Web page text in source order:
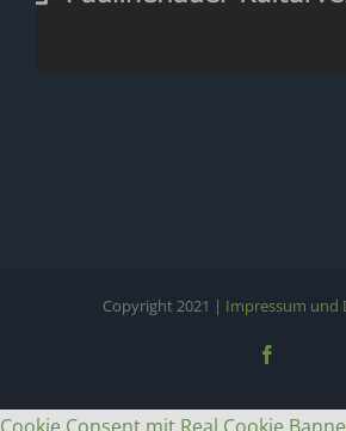
Copyright 2021 | Impressum und